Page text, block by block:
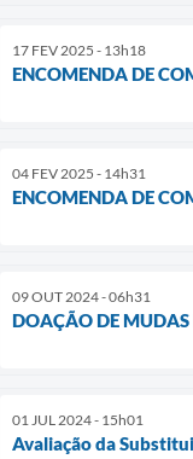
17 FEV 2025 - 13h18
ENCOMENDA DE
04 FEV 2025 - 14h31
ENCOMENDA DE
09 OUT 2024 - 06h31
DOAÇÃO DE
01 JUL 2024 - 15h01
Avaliação da